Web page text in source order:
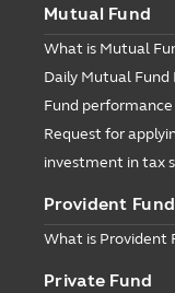
Mutual Fund
What is Mutual
Daily Mutual Fund
Fund
Request for
investment in tax
Provident Fund
What is Provident
Private Fund